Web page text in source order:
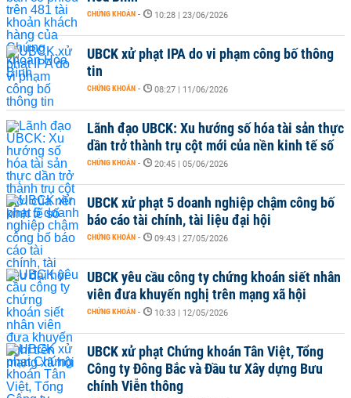
CHỨNG KHOÁN - 10:28 | 23/06/2026
UBCK xử phạt IPA do vi phạm công bố thông
tin
CHỨNG KHOÁN - 08:27 | 11/06/2026
Lãnh đạo UBCK: Xu hướng số hóa tài sản thực
dần trở thành trụ cột mới của nền kinh tế số
CHỨNG KHOÁN - 20:45 | 05/06/2026
UBCK xử phạt 5 doanh nghiệp chậm công bố
báo cáo tài chính, tài liệu đại hội
CHỨNG KHOÁN - 09:43 | 27/05/2026
UBCK yêu cầu công ty chứng khoán siết nhân
viên đưa khuyến nghị trên mạng xã hội
CHỨNG KHOÁN - 10:33 | 12/05/2026
UBCK xử phạt Chứng khoán Tân Việt, Tổng
Công ty Đông Bắc và Đầu tư Xây dựng Bưu
chính Viễn thông